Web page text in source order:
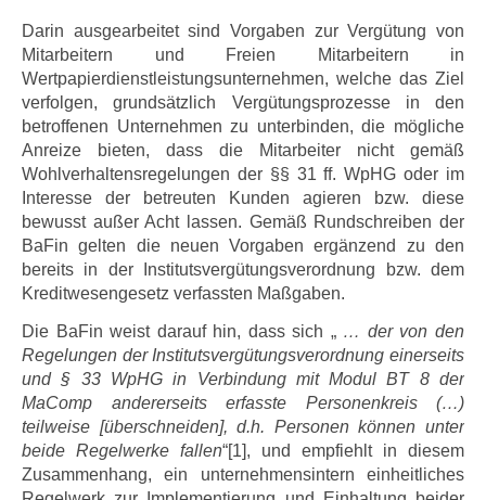
Darin ausgearbeitet sind Vorgaben zur Vergütung von
Mitarbeitern und Freien Mitarbeitern in
Wertpapierdienstleistungsunternehmen, welche das Ziel
verfolgen, grundsätzlich Vergütungsprozesse in den
betroffenen Unternehmen zu unterbinden, die mögliche
Anreize bieten, dass die Mitarbeiter nicht gemäß
Wohlverhaltensregelungen der §§ 31 ff. WpHG oder im
Interesse der betreuten Kunden agieren bzw. diese
bewusst außer Acht lassen. Gemäß Rundschreiben der
BaFin gelten die neuen Vorgaben ergänzend zu den
bereits in der Institutsvergütungsverordnung bzw. dem
Kreditwesengesetz verfassten Maßgaben.
Die BaFin weist darauf hin, dass sich „ … der von den
Regelungen der Institutsvergütungsverordnung einerseits
und § 33 WpHG in Verbindung mit Modul BT 8 der
MaComp andererseits erfasste Personenkreis (…)
teilweise [überschneiden], d.h. Personen können unter
beide Regelwerke fallen“[1], und empfiehlt in diesem
Zusammenhang, ein unternehmensintern einheitliches